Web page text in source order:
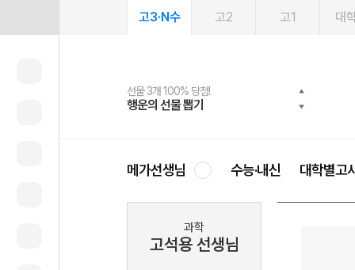
고3·N수 고2 고1 대
선물 3개 100% 당첨!
행운의 선물 뽑기
선물 100% 증정!
메가스터디 X 올리브
여름방학 스터디 캐시백
메가런 썸머스쿨
2027 러셀 단과
강사 공개선발
스마트러닝앱
설문 EVENT
메가패스
3일 무료 체험권
메가패스 수강생 무료혜택!
메가클럽 멤버십
사회공헌 캠페인
희망이룸 메가나눔
메가선생님 수능·내신 대학별고
과학
고석용 선생님